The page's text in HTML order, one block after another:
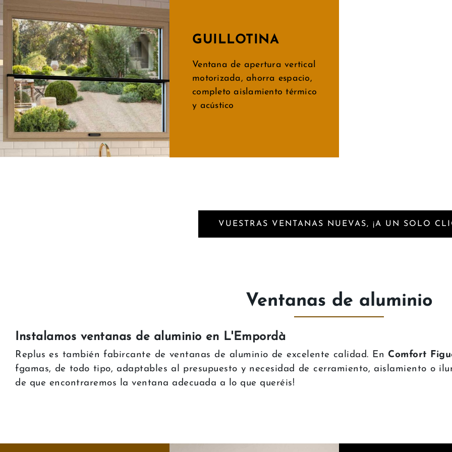
GUILLOTINA
Ventana de apertura vertical
motorizada, ahorra espacio,
completo aislamiento térmico
y acústico
VUESTRAS VENTANAS NUEVAS, ¡A UN SOLO
Ventanas de aluminio
Instalamos ventanas de aluminio en L'Empordà
Replus es también fabircante de ventanas de aluminio de excelente calidad. En Comfort
fgamas, de todo tipo, adaptables al presupuesto y necesidad de cerramiento, aislamiento o
de que encontraremos la ventana adecuada a lo que queréis!